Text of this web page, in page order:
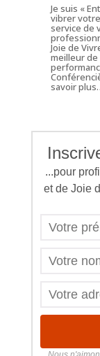
Je suis «
vibrer
service de
Joie de
meilleur
savoir
...pour
et de Joie